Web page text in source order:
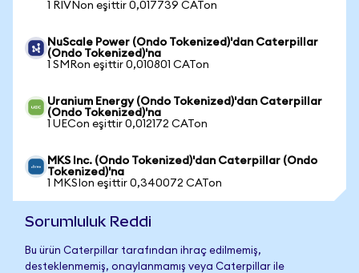
1 RIVNon eşittir 0,017739 CATon
NuScale Power (Ondo Tokenized)'dan Caterpillar
(Ondo Tokenized)'na
1 SMRon eşittir 0,010801 CATon
Uranium Energy (Ondo Tokenized)'dan Caterpillar
(Ondo Tokenized)'na
1 UECon eşittir 0,012172 CATon
MKS Inc. (Ondo Tokenized)'dan Caterpillar (Ondo
Tokenized)'na
1 MKSIon eşittir 0,340072 CATon
Sorumluluk Reddi
Bu ürün Caterpillar tarafından ihraç edilmemiş,
desteklenmemiş, onaylanmamış veya Caterpillar ile